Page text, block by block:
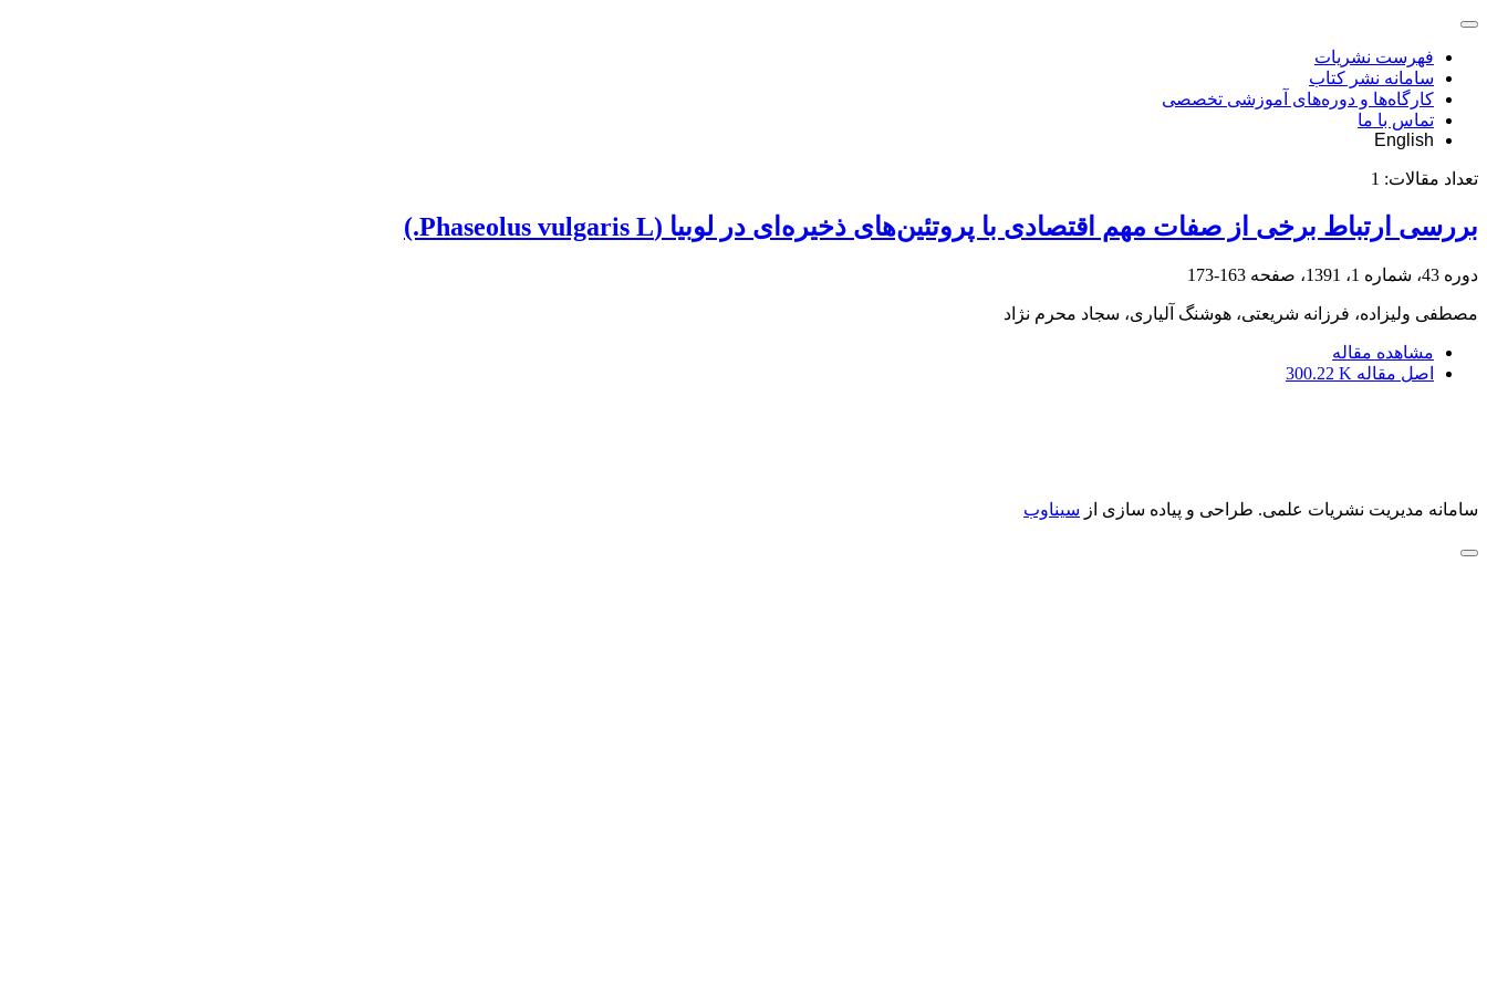
فهرست نشریات
سامانه نشر کتاب
کارگاه‌ها و دوره‌های آموزشی تخصصی
تماس با ما
English
تعداد مقالات: 1
بررسی ارتباط برخی از صفات مهم اقتصادی با پروتئین‌های ذخیره‌ای در لوبیا (Phaseolus vulgaris L.)
دوره 43، شماره 1، 1391، صفحه 163-173
مصطفی ولیزاده، فرزانه شریعتی، هوشنگ آلیاری، سجاد محرم نژاد
مشاهده مقاله
اصل مقاله 300.22 K
سامانه مدیریت نشریات علمی. طراحی و پیاده سازی از سیناوب